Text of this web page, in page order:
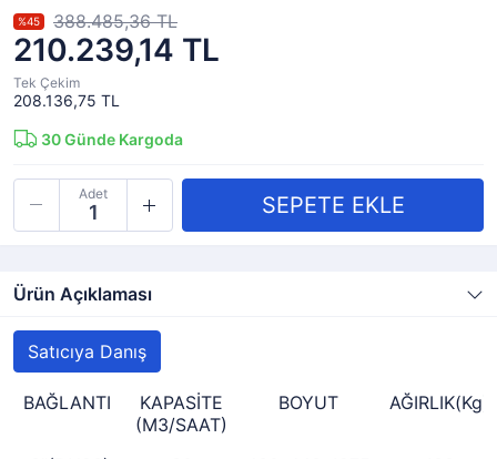
210.239,14 TL
%45 388.485,36 TL
Tek Çekim
208.136,75 TL
30Günde Kargoda
Adet
Ürün Açıklaması
Satıcıya Danış
BAĞLANTI
KAPASİTE
(M3/SAAT)
BOYUT AĞIRLIK(Kg)